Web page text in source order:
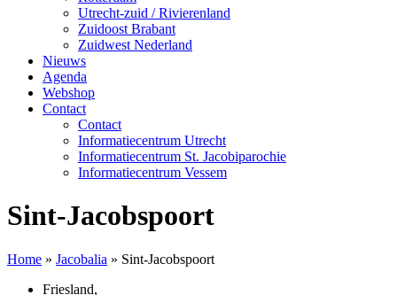
Utrecht-zuid / Rivierenland
Zuidoost Brabant
Zuidwest Nederland
Nieuws
Agenda
Webshop
Contact
Contact
Informatiecentrum Utrecht
Informatiecentrum St. Jacobiparochie
Informatiecentrum Vessem
Sint-Jacobspoort
Home » Jacobalia » Sint-Jacobspoort
Friesland,